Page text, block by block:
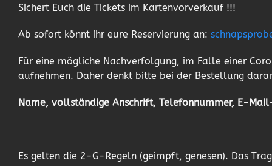
Sichert Euch die Tickets im Kartenvorverkauf !!!
Ab sofort könnt ihr eure Reservierung an:
Für eine mögliche Nachverfolgung, im Falle einer
aufnehmen. Daher denkt bitte bei der Bestellung
Name, vollständige Anschrift, Telefonnummer, E-
Es gelten die 2-G-Regeln (geimpft, genesen). Das